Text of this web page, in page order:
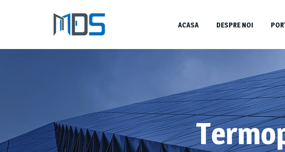
ACASA DESPRE NOI